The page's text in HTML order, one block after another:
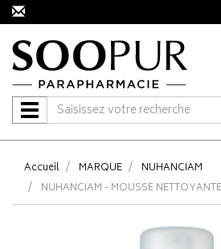
Navigation
Accueil MARQUE
NUHANCIAM
NUHANCIAM - MOUSSE